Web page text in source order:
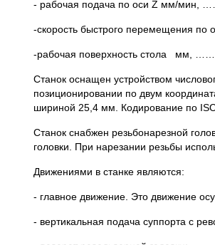
- рабочая подача по оси Z мм/
-скорость быстрого
-рабочая поверхность
Станок оснащен устройством
позиционировании по двум
шириной 25,4 мм. Кодирование по
Станок снабжен резьбонарезной
головки. При нарезании резьбы
Движениями в станке являются:
- главное движение. Это движение
- вертикальная подача суппорта с